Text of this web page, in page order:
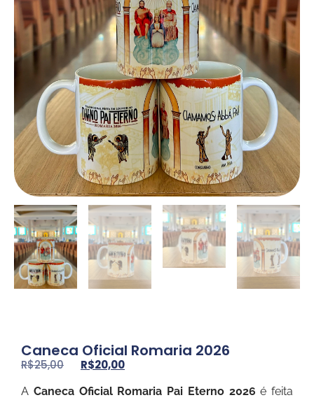
Caneca Oficial Romaria 2026
R$25,00 R$20,00
A Caneca Oficial Romaria Pai Eterno 2026 é feita